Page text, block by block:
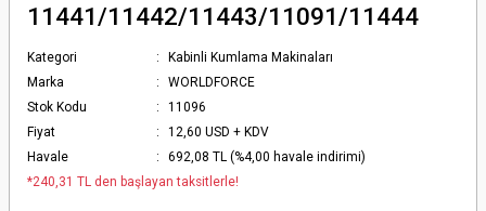
11441/11442/11443/11091/11444
Kategori
Kabinli Kumlama Makinaları
Marka
WORLDFORCE
Stok Kodu
11096
Fiyat
12,60 USD + KDV
Havale
692,08 TL (%4,00 havale indirimi)
*240,31 TL den başlayan taksitlerle!